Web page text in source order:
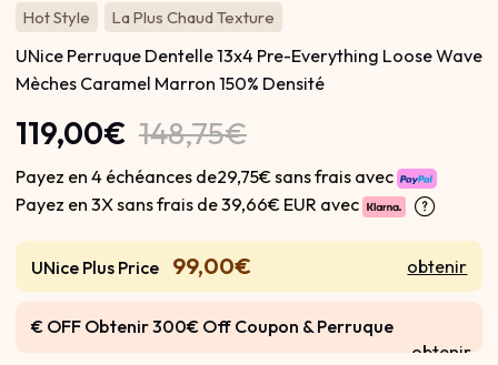
Hot Style La Plus Chaud Texture
UNice Perruque Dentelle 13x4 Pre-Everything Loose Wave
Mèches Caramel Marron 150% Densité
119,00€ 148,75€
Payez en 4 échéances de29,75€ sans frais avec
Payez en 3X sans frais de39,66€ EUR avec
UNice Plus Price 99,00€ obtenir
€ OFF Obtenir 300€ Off Coupon & Perruque
obtenir